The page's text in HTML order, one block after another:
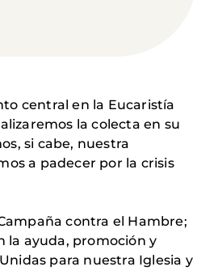
central en la Eucaristía
la colecta en su
si cabe, nuestra
a padecer por la crisis
contra el Hambre;
la ayuda, promoción y
para nuestra Iglesia y